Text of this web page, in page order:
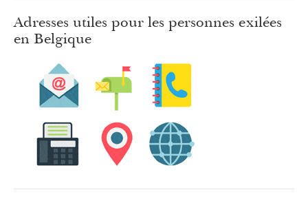
Adresses utiles pour les personnes exilées
en Belgique